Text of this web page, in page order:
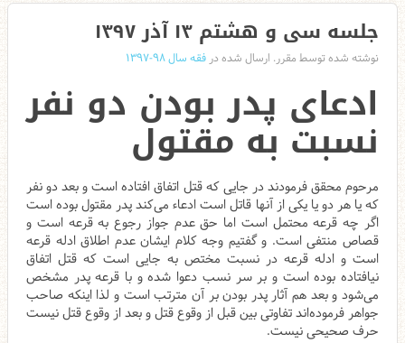
جلسه سی و هشتم ۱۳ آذر ۱۳۹۷
نوشته شده توسط مقرر. ارسال شده درفقه سال ۹۸-۱۳۹۷
ادعای پدر بودن دو نفر
نسبت به مقتول
مرحوم محقق فرمودند در جایی که قتل اتفاق افتاده است و بعد دو نفر
که یا هر دو یا یکی از آنها قاتل است ادعاء می‌کند پدر مقتول بوده است
اگر چه قرعه محتمل است اما حق عدم جواز رجوع به قرعه است و
قصاص منتفی است. و گفتیم وجه کلام ایشان عدم اطلاق ادله قرعه
است و ادله قرعه در نسبت مختص به جایی است که قتل اتفاق
نیافتاده بوده است و بر سر نسب دعوا شده و با قرعه پدر مشخص
می‌شود و بعد هم آثار پدر بودن بر آن مترتب است و لذا اینکه صاحب
جواهر فرموده‌اند تفاوتی بین قبل از وقوع قتل و بعد از وقوع قتل نیست
حرف صحیحی نیست.